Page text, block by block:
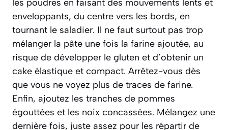
les poudres en faisant des mouvements lents et
enveloppants, du centre vers les bords, en
tournant le saladier. Il ne faut surtout pas trop
mélanger la pâte une fois la farine ajoutée, au
risque de développer le gluten et d’obtenir un
cake élastique et compact. Arrêtez-vous dès
que vous ne voyez plus de traces de farine.
Enfin, ajoutez les tranches de pommes
égouttées et les noix concassées. Mélangez une
dernière fois, juste assez pour les répartir de